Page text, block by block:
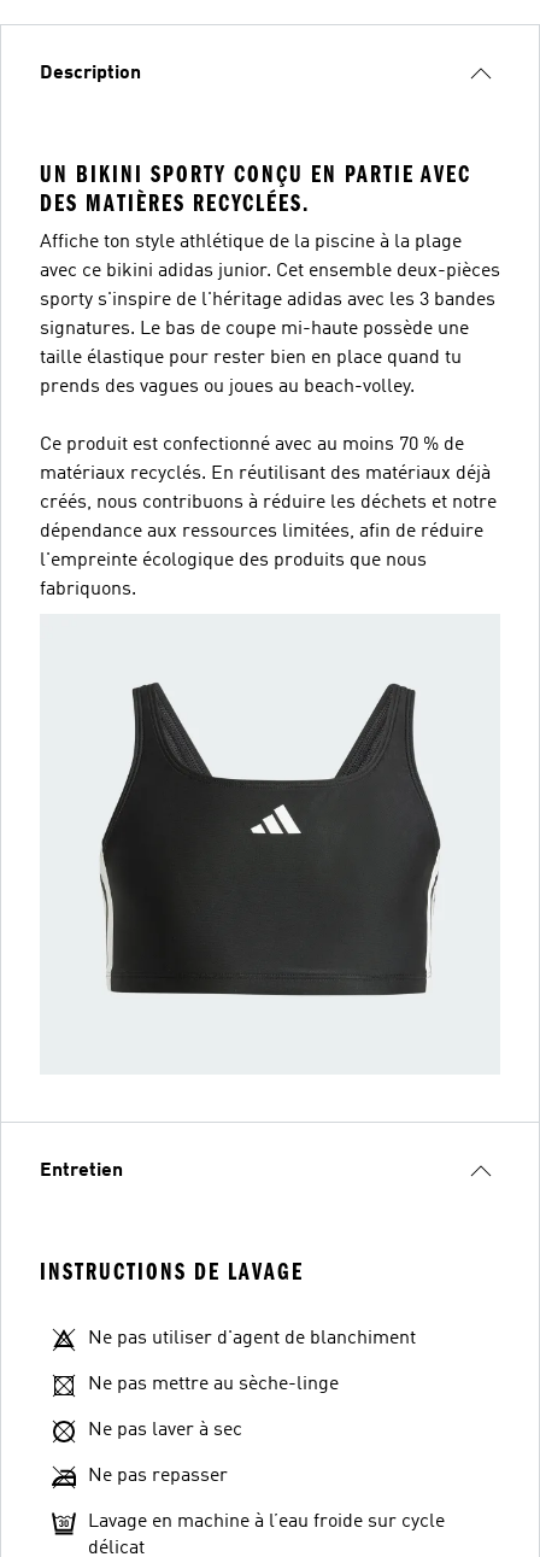
Description
UN BIKINI SPORTY CONÇU EN PARTIE AVEC
DES MATIÈRES RECYCLÉES.
Affiche ton style athlétique de la piscine à la plage
avec ce bikini adidas junior. Cet ensemble deux-pièces
sporty s'inspire de l'héritage adidas avec les 3 bandes
signatures. Le bas de coupe mi-haute possède une
taille élastique pour rester bien en place quand tu
prends des vagues ou joues au beach-volley.
Ce produit est confectionné avec au moins 70 % de
matériaux recyclés. En réutilisant des matériaux déjà
créés, nous contribuons à réduire les déchets et notre
dépendance aux ressources limitées, afin de réduire
l'empreinte écologique des produits que nous
fabriquons.
Entretien
INSTRUCTIONS DE LAVAGE
Ne pas utiliser d'agent de blanchiment
Ne pas mettre au sèche-linge
Ne pas laver à sec
Ne pas repasser
Lavage en machine à l’eau froide sur cycle
délicat